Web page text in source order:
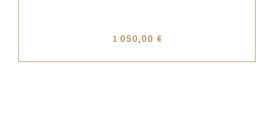
1 050,00 €